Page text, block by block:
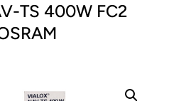
TS 400W FC2